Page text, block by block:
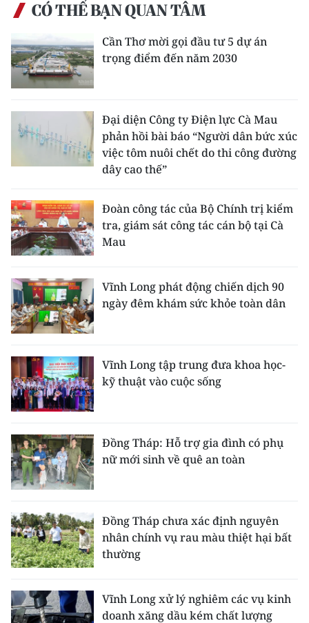
CÓ THỂ BẠN QUAN TÂM
Cần Thơ mời gọi đầu tư 5 dự án
trọng điểm đến năm 2030
Đại diện Công ty Điện lực Cà Mau
phản hồi bài báo “Người dân bức xúc
việc tôm nuôi chết do thi công đường
dây cao thế”
Đoàn công tác của Bộ Chính trị kiểm
tra, giám sát công tác cán bộ tại Cà
Mau
Vĩnh Long phát động chiến dịch 90
ngày đêm khám sức khỏe toàn dân
Vĩnh Long tập trung đưa khoa học-
kỹ thuật vào cuộc sống
Đồng Tháp: Hỗ trợ gia đình có phụ
nữ mới sinh về quê an toàn
Đồng Tháp chưa xác định nguyên
nhân chính vụ rau màu thiệt hại bất
thường
Vĩnh Long xử lý nghiêm các vụ kinh
doanh xăng dầu kém chất lượng